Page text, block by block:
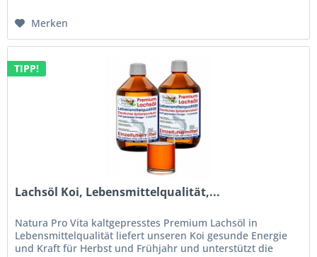
Merken
TIPP!
Lachsöl Koi, Lebensmittelqualität,...
Natura Pro Vita kaltgepresstes Premium Lachsöl in
Lebensmittelqualität liefert unseren Koi gesunde Energie
und Kraft für Herbst und Frühjahr und unterstützt die